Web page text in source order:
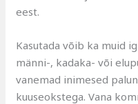
eest.
Kasutada võib ka muid
männi-, kadaka- või
vanemad inimesed
kuuseokstega. Vana